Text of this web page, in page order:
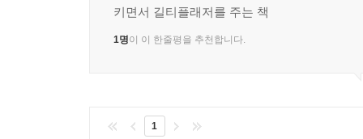
키면서 길티플래저를 주는 책
1명이 이 한줄평을 추천합니다.
1